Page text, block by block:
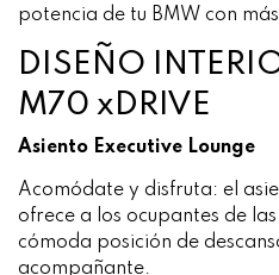
potencia de tu BMW con
DISEÑO
M70 xDRIVE
Asiento Executive Lounge
Acomódate y disfruta: el
ofrece a los ocupantes de
cómoda posición de
acompañante.